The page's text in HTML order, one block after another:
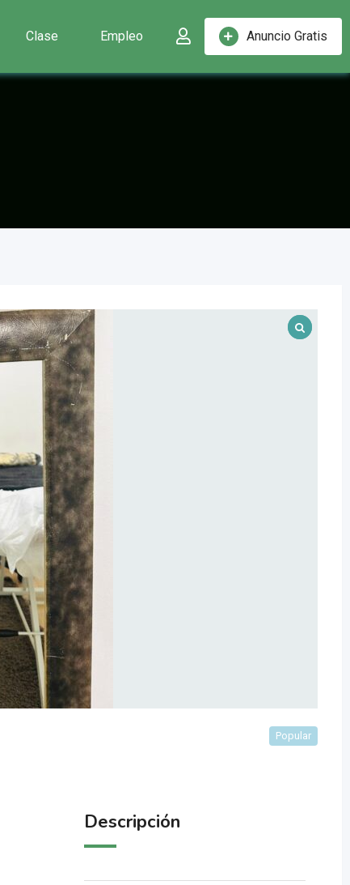
Anuncio Gratis
Clase Empleo
Popular
Descripción